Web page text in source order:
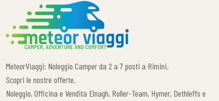
MeteorViaggi: Noleggio Camper da 2 a 7 posti a Rimini.
Scopri le nostre offerte.
Noleggio, Officina e Vendita Elnagh, Roller-Team, Hymer, Dethleffs e